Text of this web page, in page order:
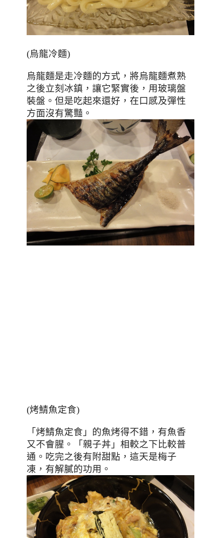
(烏龍冷麵)
烏龍麵是走冷麵的方式，將烏龍麵煮熟
之後立刻冰鎮，讓它緊實後，用玻璃盤
裝盤。但是吃起來還好，在口感及彈性
方面沒有驚豔。
(烤鯖魚定食)
「烤鯖魚定食」的魚烤得不錯，有魚香
又不會腥。「親子丼」相較之下比較普
通。吃完之後有附甜點，這天是梅子
凍，有解膩的功用。